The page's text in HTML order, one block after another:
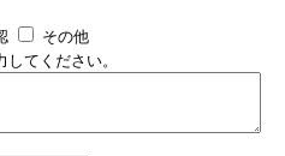
その他
てください。